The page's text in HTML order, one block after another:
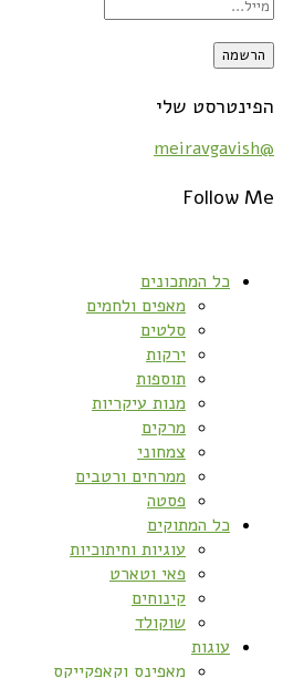
הפינטרסט שלי
@meiravgavish
Follow Me
כל המתכונים
מאפים ולחמים
סלטים
ירקות
תוספות
מנות עיקריות
מרקים
צמחוני
ממרחים ורטבים
פסטה
כל המתוקים
עוגיות וחיתוכיות
פאי וטארט
קינוחים
שוקולד
עוגות
מאפינס וקאפקייקס